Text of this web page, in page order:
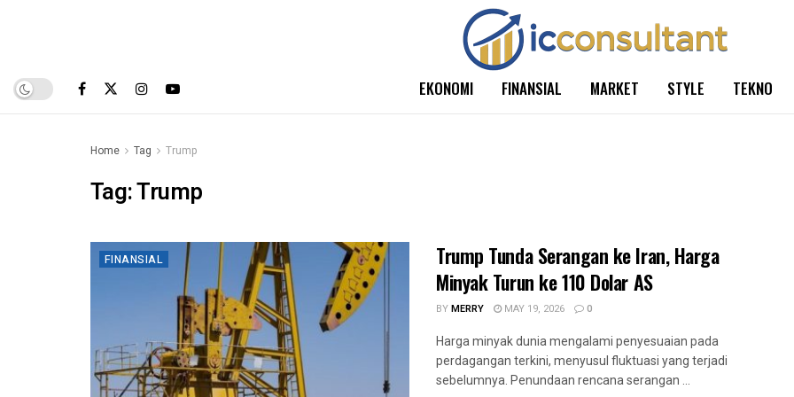
EKONOMI FINANSIAL MARKET STYLE TEKNO
Home Tag Trump
Tag:Trump
FINANSIAL
Trump Tunda Serangan ke Iran, Harga
Minyak Turun ke 110 Dolar AS
BYMERRY MAY 19, 2026 0
Harga minyak dunia mengalami penyesuaian pada
perdagangan terkini, menyusul fluktuasi yang terjadi
sebelumnya. Penundaan rencana serangan ...